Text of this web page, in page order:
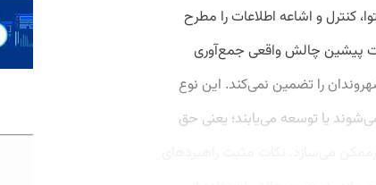
کنترل و اشاعه اطلاعات را مطرح
پیشین چالش واقعی جمع‌آوری
را تضمین نمی‌کند. این نوع
یا توسعه می‌یابند؛ یعنی حق